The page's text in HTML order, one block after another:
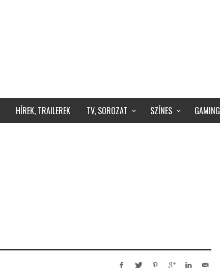
HÍREK, TRAILEREK TV, SOROZAT SZÍNES GAMING